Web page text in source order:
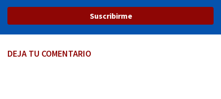
Suscribirme
DEJA TU COMENTARIO